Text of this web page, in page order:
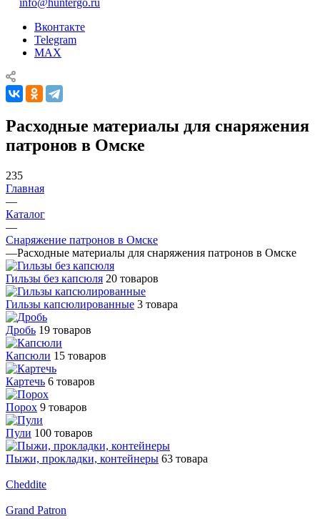
info@huntergo.ru
Вконтакте
Telegram
MAX
Расходные материалы для снаряжения
патронов в Омске
235
Главная
—
Каталог
—
Снаряжение патронов в Омске
—Расходные материалы для снаряжения патронов в Омске
Гильзы без капсюля 20 товаров
Гильзы капсюлированные 3 товара
Дробь 19 товаров
Капсюли 15 товаров
Картечь 6 товаров
Порох 9 товаров
Пули 100 товаров
Пыжи, прокладки, контейнеры 63 товара
Cheddite
Grand Patron